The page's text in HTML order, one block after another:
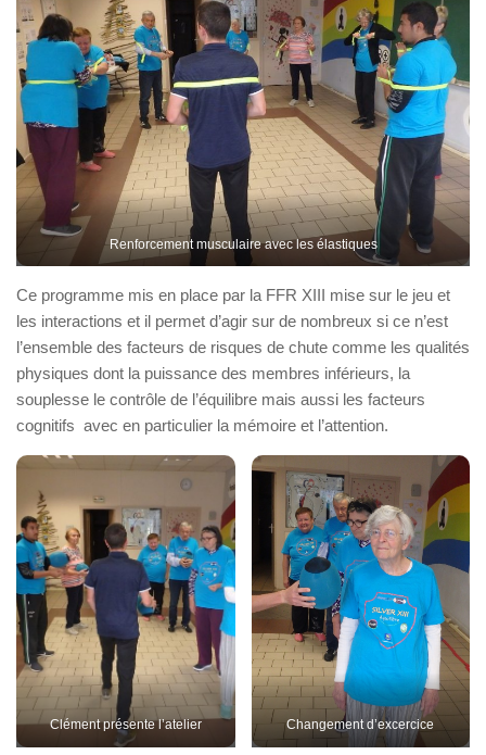
Renforcement musculaire avec les élastiques
Ce programme mis en place par la FFR XIII mise sur le jeu et
les interactions et il permet d’agir sur de nombreux si ce n’est
l’ensemble des facteurs de risques de chute comme les qualités
physiques dont la puissance des membres inférieurs, la
souplesse le contrôle de l’équilibre mais aussi les facteurs
cognitifs avec en particulier la mémoire et l’attention.
Clément présente l’atelier Changement d’excercice